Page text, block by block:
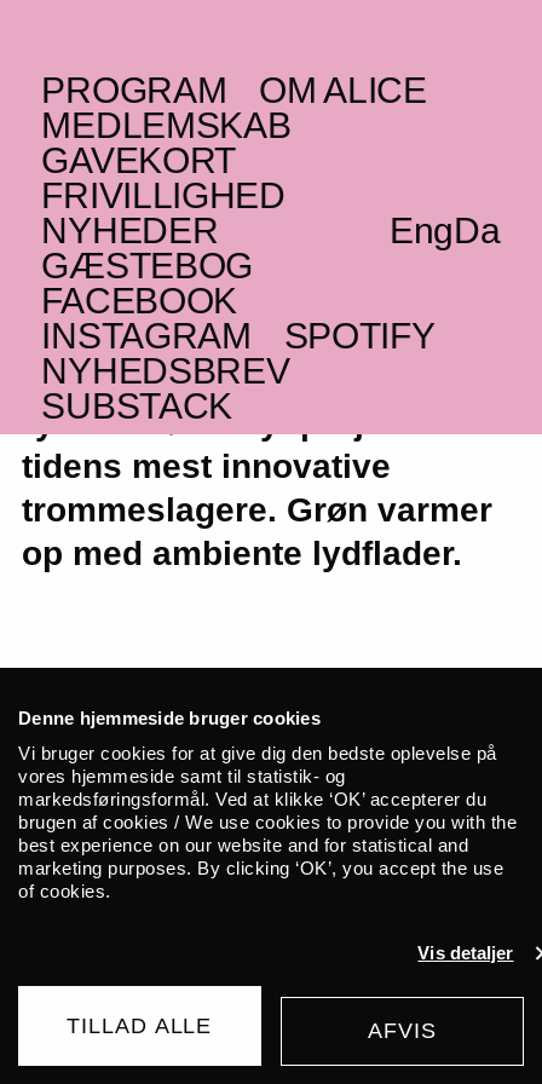
Denne hjemmeside bruger cookies
Vi bruger cookies for at give dig den bedste oplevelse på
vores hjemmeside samt til statistik- og
markedsføringsformål. Ved at klikke ‘OK’ accepterer du
brugen af cookies / We use cookies to provide you with the
best experience on our website and for statistical and
marketing purposes. By clicking ‘OK’, you accept the use
of cookies.
Vis detaljer
TILLAD ALLE AFVIS
PROGRAM
OM ALICE
MEDLEMSKAB
GAVEKORT
FRIVILLIGHED
NYHEDER
Da
Eng
GÆSTEBOG
FACEBOOK
INSTAGRAM
SPOTIFY
NYHEDSBREV
SUBSTACK
ONSDAG _14.03.18
Greg Fox(US)+ Grøn
Spiritual ambient og jazz
Ambient elektronik møder
spirituel jazz og abstrakte
rytmeforløb i nyt projekt fra en
tidens mest innovative
trommeslagere. Grøn varmer
op med ambiente lydflader.
dobbeltpedalerne i blackmetalgruppen,
Liturgy , styret rytmerne i Colin Stetsons
progrockband,EX EYE, og så spiller han
med avantgardistiske ZS og det spirituelle
Guardian Alien.
Med sin første soloudgivelse, ‘The Gradual
Progression’, har Greg Fox ladet sig drive
af en impuls, som altid har været til stede